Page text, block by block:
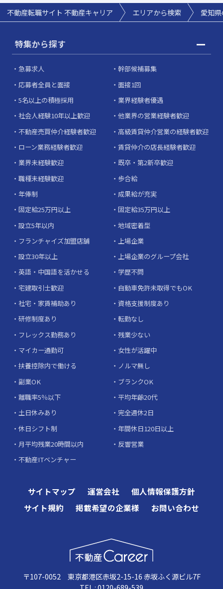
不動産転職サイト 不動産キャリア エリアから検索 愛知
特集から探す
急募求人
幹部候補募集
応募者全員と面接
面接1回
5名以上の積極採用
業界経験者優遇
社会人経験10年以上歓迎
他業界の営業経験者歓迎
不動産売買仲介経験者歓迎
高級賃貸仲介営業の経験者歓迎
ローン業務経験者歓迎
賃貸仲介の店長経験者歓迎
業界未経験歓迎
既卒・第2新卒歓迎
職種未経験歓迎
歩合給
年俸制
成果給が充実
固定給25万円以上
固定給35万円以上
設立5年以内
地域密着型
フランチャイズ加盟店舗
上場企業
設立30年以上
上場企業のグループ会社
英語・中国語を活かせる
学歴不問
宅建取引士歓迎
自動車免許未取得でもOK
社宅・家賃補助あり
資格支援制度あり
研修制度あり
転勤なし
フレックス勤務あり
残業少ない
マイカー通勤可
女性が活躍中
扶養控除内で働ける
ノルマ無し
副業OK
ブランクOK
離職率5％以下
平均年齢20代
土日休みあり
完全週休2日
休日シフト制
年間休日120日以上
月平均残業20時間以内
反響営業
不動産ITベンチャー
サイトマップ 運営会社
個人情報保護方針
サイト規約
掲載希望の企業様 お問い合わせ
〒107-0052 東京都港区赤坂2-15-16 赤坂ふく源ビル7F